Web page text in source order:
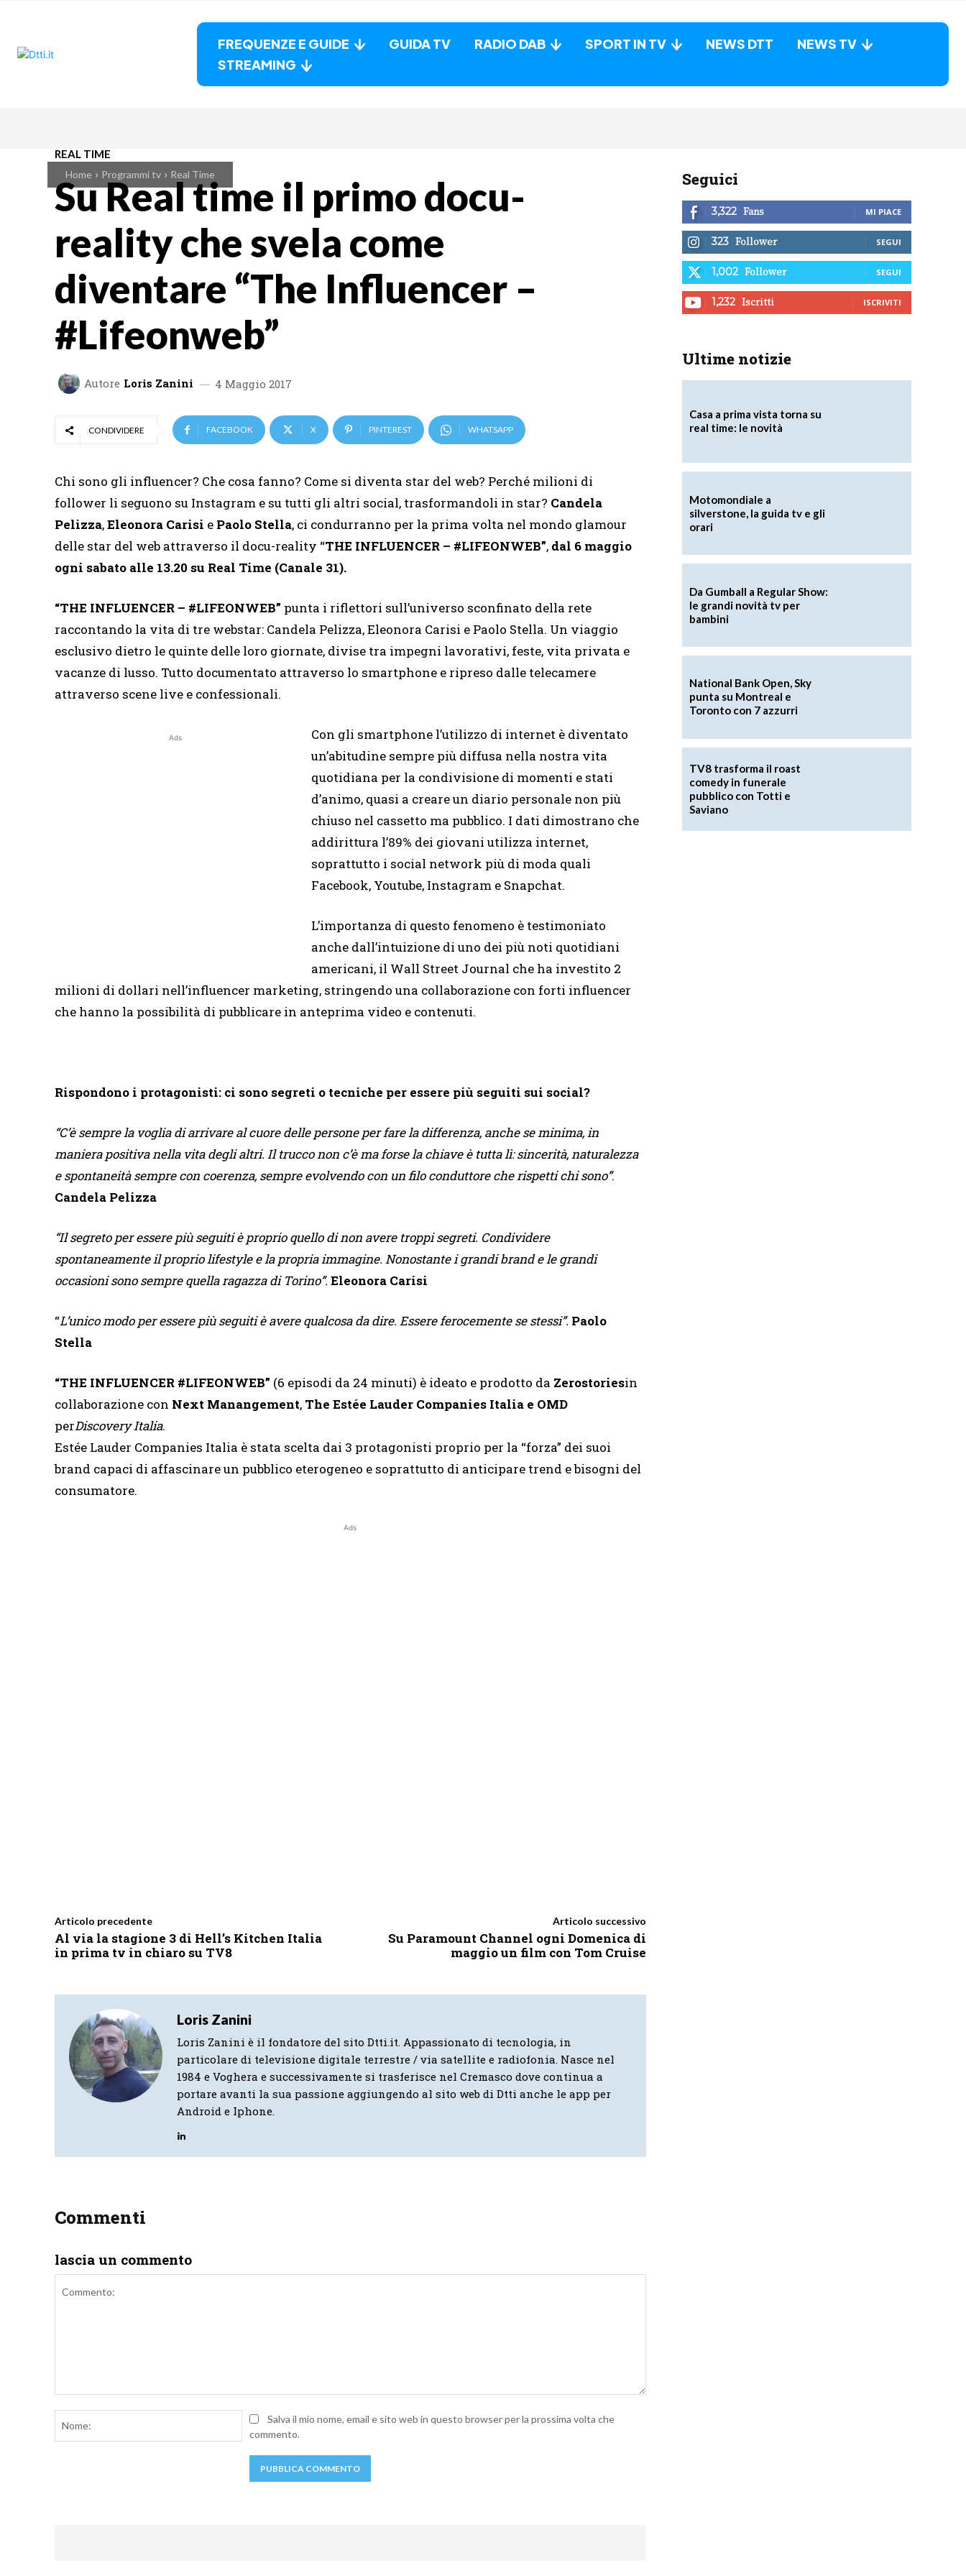
FREQUENZE E GUIDE GUIDA TV RADIO DAB SPORT IN TV NEWS DTT
NEWS TV
STREAMING
Home Programmi tv Real Time
REAL TIME
Su Real time il primo docu-
reality che svela come
diventare “The Influencer –
#Lifeonweb”
Autore Loris Zanini 4 Maggio 2017
CONDIVIDERE FACEBOOK X PINTEREST WHATSAPP
Chi sono gli influencer? Che cosa fanno? Come si diventa star del web? Perché milioni di
follower li seguono su Instagram e su tutti gli altri social, trasformandoli in star? Candela
Pelizza,Eleonora Carisi e Paolo Stella, ci condurranno per la prima volta nel mondo glamour
delle star del web attraverso il docu-reality “THE INFLUENCER – #LIFEONWEB”, dal 6 maggio
ogni sabato alle 13.20 su Real Time (Canale 31).
“THE INFLUENCER – #LIFEONWEB” punta i riflettori sull’universo sconfinato della rete
raccontando la vita di tre webstar: Candela Pelizza, Eleonora Carisi e Paolo Stella. Un viaggio
esclusivo dietro le quinte delle loro giornate, divise tra impegni lavorativi, feste, vita privata e
vacanze di lusso. Tutto documentato attraverso lo smartphone e ripreso dalle telecamere
attraverso scene live e confessionali.
Ads
Con gli smartphone l’utilizzo di internet è diventato
un’abitudine sempre più diffusa nella nostra vita
quotidiana per la condivisione di momenti e stati
d’animo, quasi a creare un diario personale non più
chiuso nel cassetto ma pubblico. I dati dimostrano che
addirittura l’89% dei giovani utilizza internet,
soprattutto i social network più di moda quali
Facebook, Youtube, Instagram e Snapchat.
L’importanza di questo fenomeno è testimoniato
anche dall’intuizione di uno dei più noti quotidiani
americani, il Wall Street Journal che ha investito 2
milioni di dollari nell’influencer marketing, stringendo una collaborazione con forti influencer
che hanno la possibilità di pubblicare in anteprima video e contenuti.
Rispondono i protagonisti: ci sono segreti o tecniche per essere più seguiti sui social?
“C’è sempre la voglia di arrivare al cuore delle persone per fare la differenza, anche se minima, in
maniera positiva nella vita degli altri. Il trucco non c’è ma forse la chiave è tutta lì: sincerità, naturalezza
e spontaneità sempre con coerenza, sempre evolvendo con un filo conduttore che rispetti chi sono”.
Candela Pelizza
“Il segreto per essere più seguiti è proprio quello di non avere troppi segreti. Condividere
spontaneamente il proprio lifestyle e la propria immagine. Nonostante i grandi brand e le grandi
occasioni sono sempre quella ragazza di Torino”.Eleonora Carisi
“L’unico modo per essere più seguiti è avere qualcosa da dire. Essere ferocemente se stessi”. Paolo
Stella
“THE INFLUENCER #LIFEONWEB” (6 episodi da 24 minuti) è ideato e prodotto da Zerostoriesin
collaborazione con Next Manangement, The Estée Lauder Companies Italia e OMD
perDiscovery Italia.
Estée Lauder Companies Italia è stata scelta dai 3 protagonisti proprio per la “forza” dei suoi
brand capaci di affascinare un pubblico eterogeneo e soprattutto di anticipare trend e bisogni del
consumatore.
Ads
Articolo precedente
Al via la stagione 3 di Hell’s Kitchen Italia
in prima tv in chiaro su TV8
Articolo successivo
Su Paramount Channel ogni Domenica di
maggio un film con Tom Cruise
Loris Zanini
Loris Zanini è il fondatore del sito Dtti.it. Appassionato di tecnologia, in
particolare di televisione digitale terrestre / via satellite e radiofonia. Nasce nel
1984 e Voghera e successivamente si trasferisce nel Cremasco dove continua a
portare avanti la sua passione aggiungendo al sito web di Dtti anche le app per
Android e Iphone.
Commenti
lascia un commento
Nome:Salva il mio nome, email e sito web in questo browser per la prossima volta che
commento.
Seguici
3,322 Fans MI PIACE
323 Follower SEGUI
1,002 Follower SEGUI
1,232 Iscritti ISCRIVITI
Ultime notizie
Casa a prima vista torna su
real time: le novità
Motomondiale a
silverstone, la guida tv e gli
orari
Da Gumball a Regular Show:
le grandi novità tv per
bambini
National Bank Open, Sky
punta su Montreal e
Toronto con 7 azzurri
TV8 trasforma il roast
comedy in funerale
pubblico con Totti e
Saviano